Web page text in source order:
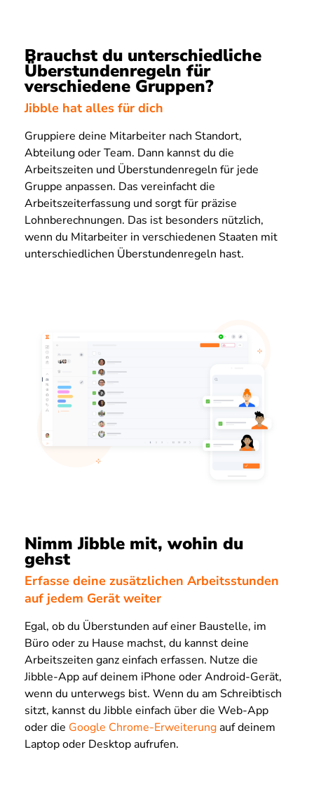
Brauchst du unterschiedliche
Überstundenregeln für
verschiedene Gruppen?
Jibble hat alles für dich
Gruppiere deine Mitarbeiter nach Standort,
Abteilung oder Team. Dann kannst du die
Arbeitszeiten und Überstundenregeln für jede
Gruppe anpassen. Das vereinfacht die
Arbeitszeiterfassung und sorgt für präzise
Lohnberechnungen. Das ist besonders nützlich,
wenn du Mitarbeiter in verschiedenen Staaten mit
unterschiedlichen Überstundenregeln hast.
Nimm Jibble mit, wohin du
gehst
Erfasse deine zusätzlichen Arbeitsstunden
auf jedem Gerät weiter
Egal, ob du Überstunden auf einer Baustelle, im
Büro oder zu Hause machst, du kannst deine
Arbeitszeiten ganz einfach erfassen. Nutze die
Jibble-App auf deinem iPhone oder Android-Gerät,
wenn du unterwegs bist. Wenn du am Schreibtisch
sitzt, kannst du Jibble einfach über die Web-App
oder die Google Chrome-Erweiterungauf deinem
Laptop oder Desktop aufrufen.